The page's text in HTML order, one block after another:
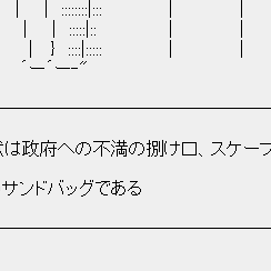
| |
| |
| |
‐"
の不満の捌け口、スケー
ンドバッグで